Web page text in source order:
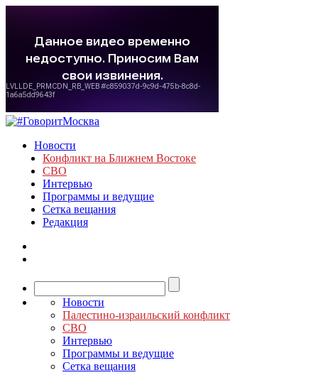
Новости
Конфликт на Ближнем Востоке
СВО
Интервью
Программы и ведущие
Сетка вещания
Редакция
Новости
Палестино-израильский конфликт
СВО
Интервью
Программы и ведущие
Сетка вещания